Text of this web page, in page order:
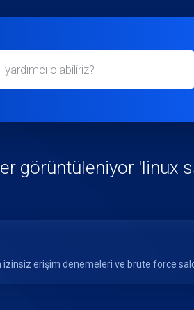
görüntüleniyor 'linux
izinsiz erişim denemeleri ve brute force